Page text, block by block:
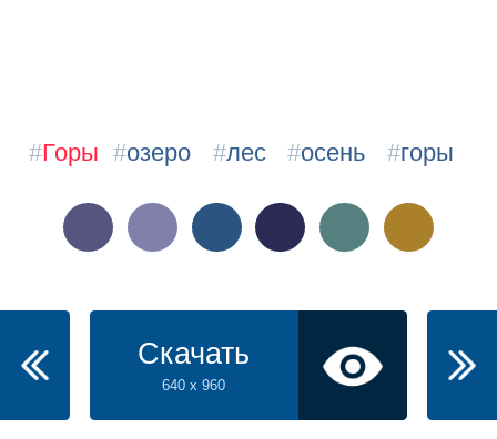
#Горы #озеро #лес #осень #горы
Скачать
640 x 960